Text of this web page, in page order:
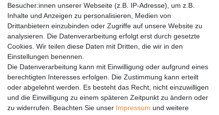
Barrierefreiheit
Anleitungen
Vertrag widerrufen
PARTNER
DHL
GLS
Besucher:innen unserer Webseite (z.B. IP-Adresse), um z.B.
Inhalte und Anzeigen zu personalisieren, Medien von
Drittanbietern einzubinden oder Zugriffe auf unsere Website zu
analysieren. Die Datenverarbeitung erfolgt erst durch gesetzte
Cookies. Wir teilen diese Daten mit Dritten, die wir in den
Einstellungen benennen.
Die Datenverarbeitung kann mit Einwilligung oder aufgrund eines
berechtigten Interesses erfolgen. Die Zustimmung kann erteilt
oder abgelehnt werden. Es besteht das Recht, nicht einzuwilligen
und die Einwilligung zu einem späteren Zeitpunkt zu ändern oder
zu widerrufen. Beachten Sie unser Impressum und weitere